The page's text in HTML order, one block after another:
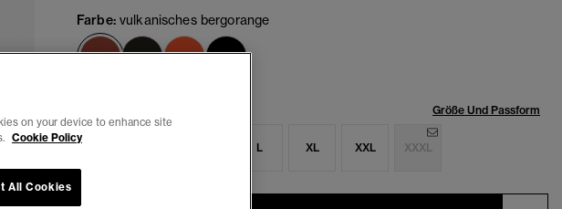
Farbe: vulkanisches bergorange
Ausgewählt
Größe Und Passform
L XL XXL XXXL
on your device to enhance site
Cookie Policy
All Cookies